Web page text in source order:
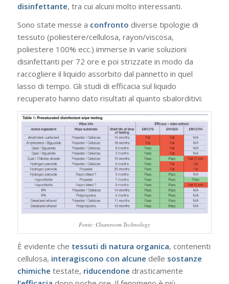
disinfettante, tra cui alcuni molto interessanti.
Sono state messe a confronto diverse tipologie di
tessuto (poliestere/cellulosa, rayon/viscosa,
poliestere 100% ecc.) immerse in varie soluzioni
disinfettanti per 72 ore e poi strizzate in modo da
raccogliere il liquido assorbito dal pannetto in quel
lasso di tempo. Gli studi di efficacia sul liquido
recuperato hanno dato risultati al quanto sbalorditivi:
Fonte: Cleanroom Technology
È evidente che tessuti di natura organica, contenenti
cellulosa, interagiscono con alcune delle sostanze
chimiche testate, riducendone drasticamente